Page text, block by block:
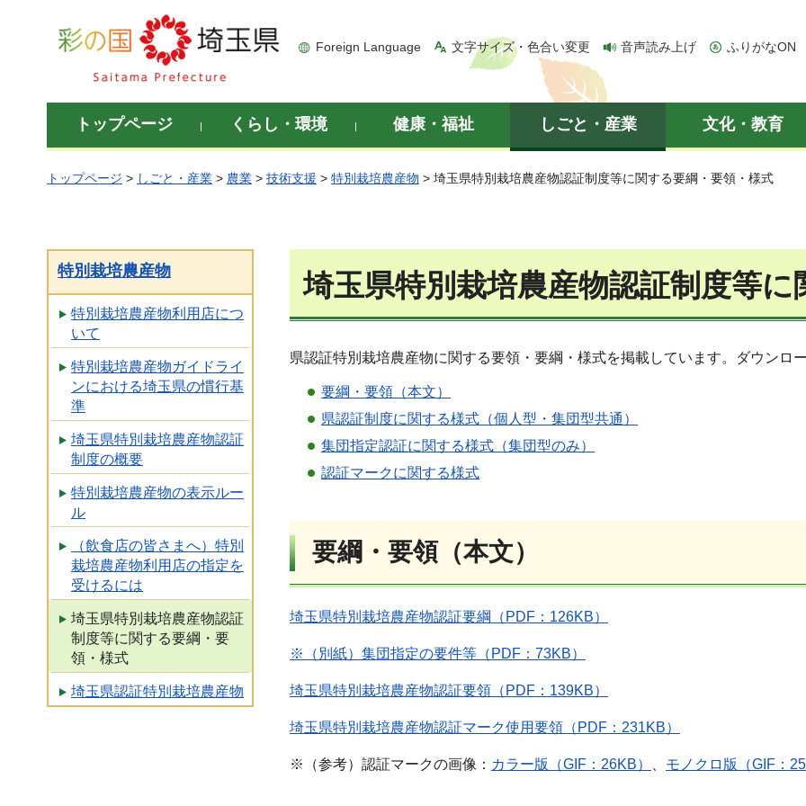
彩の国 埼玉県
Foreign Language 文字サイズ・色合い変更 音声読み上げ ふりがなON
トップページ くらし・環境 健康・福祉 しごと・産業 文化・教育
トップページ > しごと・産業 > 農業 > 技術支援 > 特別栽培農産物 > 埼玉県特別栽培農産物認証制度等に関する要綱・要領・様式
特別栽培農産物
特別栽培農産物利用店につ
いて
特別栽培農産物ガイドライ
ンにおける埼玉県の慣行基
準
埼玉県特別栽培農産物認証
制度の概要
特別栽培農産物の表示ルー
ル
（飲食店の皆さまへ）特別
栽培農産物利用店の指定を
受けるには
埼玉県特別栽培農産物認証
制度等に関する要綱・要
領・様式
埼玉県認証特別栽培農産物
埼玉県特別栽培農産物認証制度等
県認証特別栽培農産物に関する要領・要綱・様式を掲載しています。ダウンロ
要綱・要領（本文）
県認証制度に関する様式（個人型・集団型共通）
集団指定認証に関する様式（集団型のみ）
認証マークに関する様式
要綱・要領（本文）
埼玉県特別栽培農産物認証要綱（PDF：126KB）
※（別紙）集団指定の要件等（PDF：73KB）
埼玉県特別栽培農産物認証要領（PDF：139KB）
埼玉県特別栽培農産物認証マーク使用要領（PDF：231KB）
※（参考）認証マークの画像： カラー版（GIF：26KB） モノクロ版（GIF：